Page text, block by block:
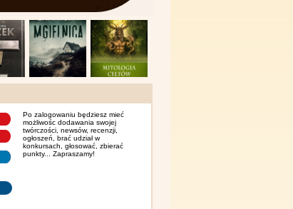
Po zalogowaniu będziesz mieć
możliwośc dodawania swojej
twórczości, newsów, recenzji,
ogłoszeń, brać udział w
konkursach, głosować, zbierać
punkty... Zapraszamy!